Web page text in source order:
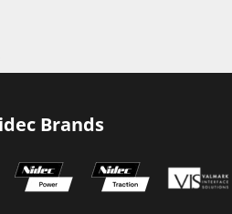
Brands